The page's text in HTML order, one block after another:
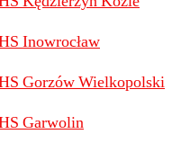
Inowrocław
Gorzów Wielkopolski
Garwolin